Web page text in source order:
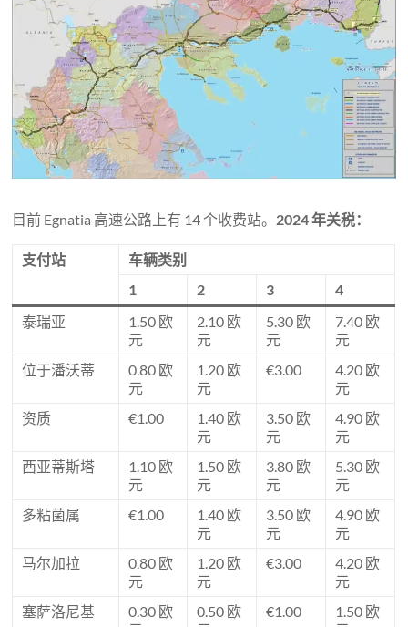
目前 Egnatia 高速公路上有 14 个收费站。 2024 年关税：
支付站
车辆类别
1
2 3
4
泰瑞亚
1.50 欧
元
2.10 欧
元
5.30 欧
元
7.40 欧
元
位于潘沃蒂
0.80 欧
元
1.20 欧
元
€3.00
4.20 欧
元
资质
€1.00
1.40 欧
元
3.50 欧
元
4.90 欧
元
西亚蒂斯塔
1.10 欧
元
1.50 欧
元
3.80 欧
元
5.30 欧
元
多粘菌属
€1.00
1.40 欧
元
3.50 欧
元
4.90 欧
元
马尔加拉
0.80 欧
元
1.20 欧
元
€3.00
4.20 欧
元
塞萨洛尼基
0.30 欧
0.50 欧
€1.00
1.50 欧